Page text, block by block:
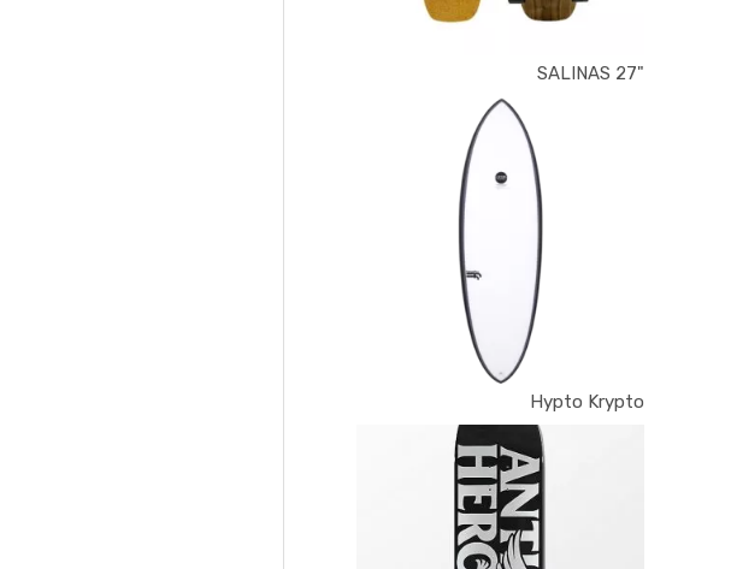
"SALINAS 27
Hypto Krypto